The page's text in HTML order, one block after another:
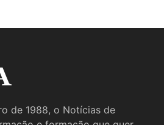
de 1988, o Notícias de